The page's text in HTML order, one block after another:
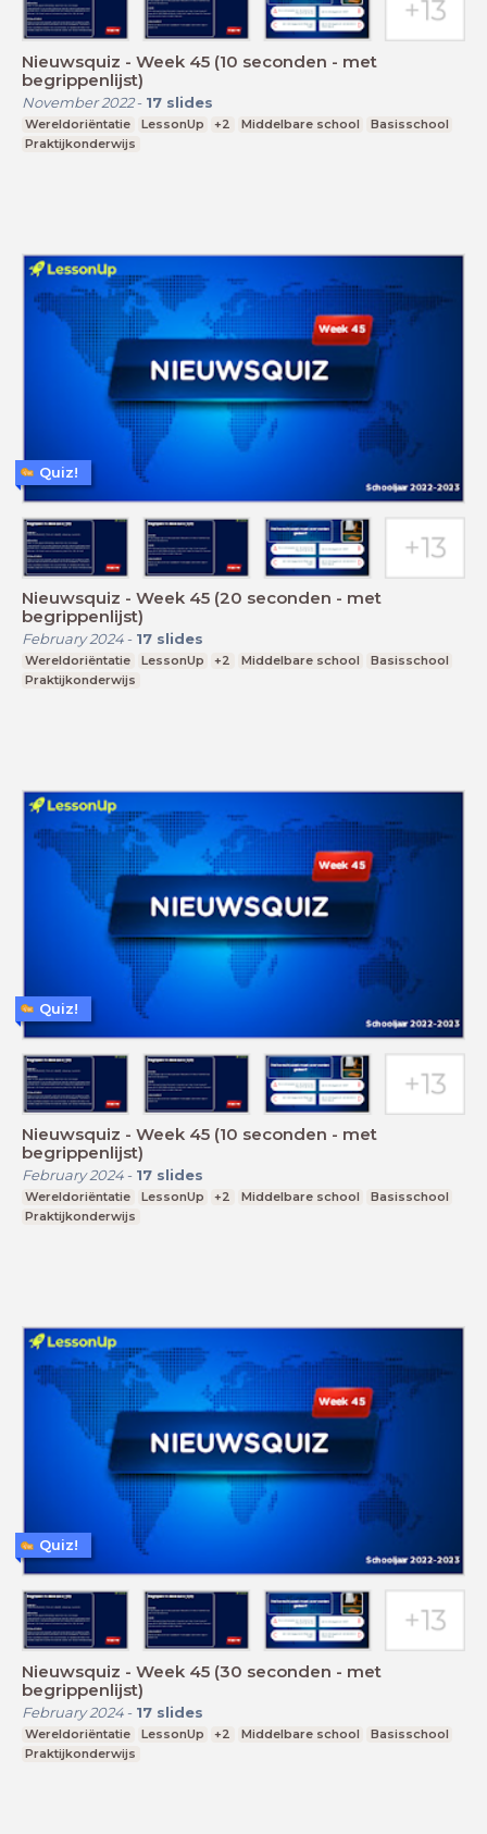
Nieuwsquiz - Week 45 (10 seconden - met
begrippenlijst)
November 2022- 17 slides
Wereldoriëntatie LessonUp +2 Middelbare school
Basisschool
Praktijkonderwijs
Nieuwsquiz - Week 45 (20 seconden - met
begrippenlijst)
February 2024- 17 slides
Wereldoriëntatie LessonUp +2 Middelbare school
Basisschool
Praktijkonderwijs
Quiz!
Nieuwsquiz - Week 45 (10 seconden - met
begrippenlijst)
February 2024- 17 slides
Wereldoriëntatie LessonUp +2 Middelbare school
Basisschool
Praktijkonderwijs
Quiz!
Nieuwsquiz - Week 45 (30 seconden - met
begrippenlijst)
February 2024- 17 slides
Wereldoriëntatie LessonUp +2 Middelbare school
Basisschool
Praktijkonderwijs
Quiz!